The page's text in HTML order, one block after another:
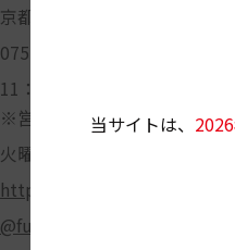
京都市右京区西京極北大入町68
075・311・3499
11：30-20：30（L.O.20：00）
※営業情報はwebにてお知ら
火曜日＋不定休
https://fujipuri.net/
@fujiyamapurin
当サイトは、